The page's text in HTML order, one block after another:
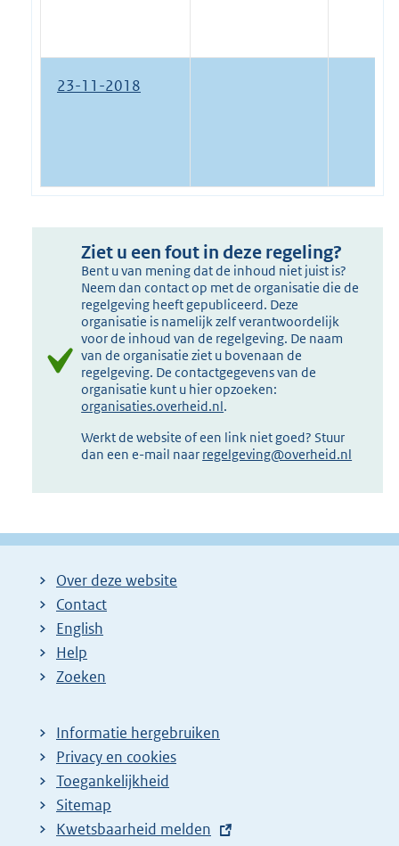
23-11-2018
Ziet u een fout in deze regeling?
Bent u van mening dat de inhoud niet juist is?
Neem dan contact op met de organisatie die de
regelgeving heeft gepubliceerd. Deze
organisatie is namelijk zelf verantwoordelijk
voor de inhoud van de regelgeving. De naam
van de organisatie ziet u bovenaan de
regelgeving. De contactgegevens van de
organisatie kunt u hier opzoeken:
organisaties.overheid.nl.
Werkt de website of een link niet goed? Stuur
dan een e-mail naar regelgeving@overheid.nl
Over deze website
Contact
English
Help
Zoeken
Informatie hergebruiken
Privacy en cookies
Toegankelijkheid
Sitemap
E
Kwetsbaarheid melden